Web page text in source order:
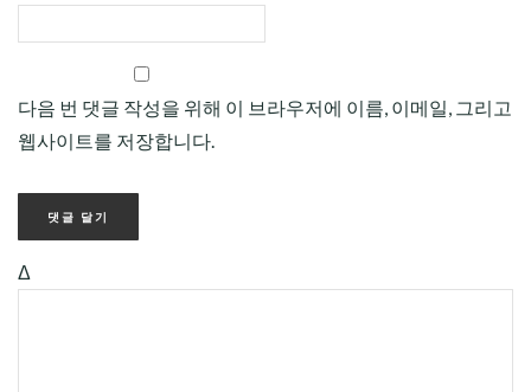
다음 번 댓글 작성을 위해 이 브라우저에 이름, 이메일, 그리고
웹사이트를 저장합니다.
Δ